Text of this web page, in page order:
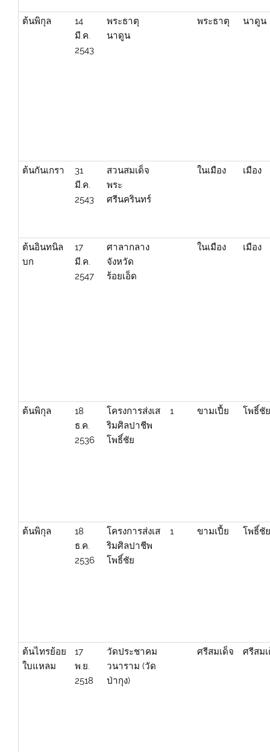
ต้นพิกุล
14
มี.ค.
2543
พระธาตุ
นาดูน
พระธาตุ นาดูน
ต้นกันเกรา
31
มี.ค.
2543
สวนสมเด็จ
พระ
ศรีนครินทร์
ในเมือง เมือง
ต้นอินทนิล
บก
17
มี.ค.
2547
ศาลากลาง
จังหวัด
ร้อยเอ็ด
ในเมือง เมือง
ต้นพิกุล
18
ธ.ค.
2536
โครงการส่งเส
ริมศิลปาชีพ
โพธิ์ชัย
1 ขามเปี้ย โพธิ์ชั
ต้นพิกุล
18
ธ.ค.
2536
โครงการส่งเส
ริมศิลปาชีพ
โพธิ์ชัย
1 ขามเปี้ย โพธิ์ชั
ต้นไทรย้อย
ใบแหลม
17
พ.ย.
2518
วัดประชาคม
วนาราม (วัด
ป่ากุง)
ศรีสมเด็จ ศรีสม